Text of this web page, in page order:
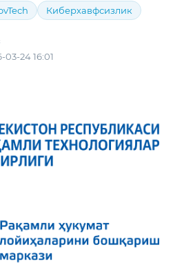
Киберхавфсизлик
24 16:01